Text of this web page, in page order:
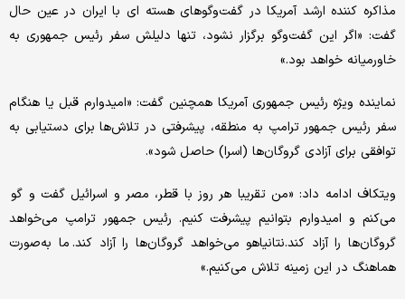
مذاکره کننده ارشد آمریکا در گفت‌وگوهای هسته ای با ایران در عین حال
گفت: «اگر این گفت‌وگو برگزار نشود، تنها دلیلش سفر رئیس جمهوری به
خاورمیانه خواهد بود.»
نماینده ویژه رئیس جمهوری آمریکا همچنین گفت: «امیدوارم قبل یا هنگام
سفر رئیس جمهور ترامپ به منطقه، پیشرفتی در تلاش‌ها برای دستیابی به
توافقی برای آزادی گروگان‌ها (اسرا) حاصل شود».
ویتکاف ادامه داد: «من تقریبا هر روز با قطر، مصر و اسرائیل گفت و گو
می‌کنم و امیدوارم بتوانیم پیشرفت کنیم. رئیس جمهور ترامپ می‌خواهد
گروگان‌ها را آزاد کند.نتانیاهو می‌خواهد گروگان‌ها را آزاد کند. ما به‌صورت
هماهنگ در این زمینه تلاش می‌کنیم.»